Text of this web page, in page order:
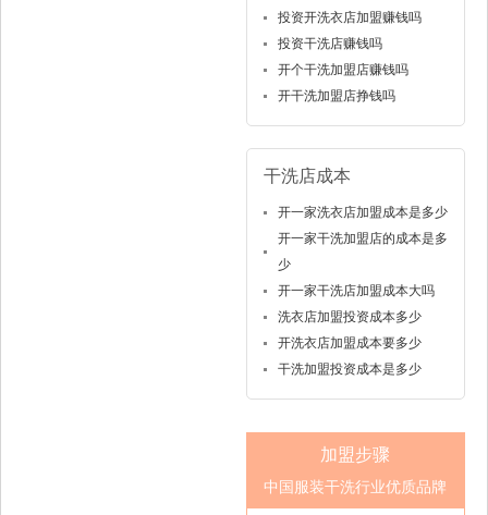
投资开洗衣店加盟赚钱吗
投资干洗店赚钱吗
开个干洗加盟店赚钱吗
开干洗加盟店挣钱吗
干洗店成本
开一家洗衣店加盟成本是多少
开一家干洗加盟店的成本是多
少
开一家干洗店加盟成本大吗
洗衣店加盟投资成本多少
开洗衣店加盟成本要多少
干洗加盟投资成本是多少
加盟步骤
中国服装干洗行业优质品牌